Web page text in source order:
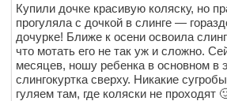
Купили дочке красивую коляску, но
прогуляла с дочкой в слинге —
дочурке! Ближе к осени освоила
что мотать его не так уж и сложно.
месяцев, ношу ребенка в основном в
слингокуртка сверху. Никакие
гуляем там, где коляски не проходят